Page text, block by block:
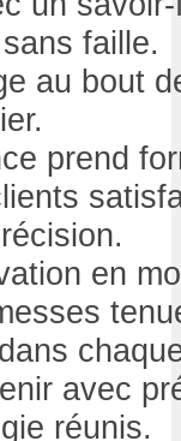
faille.
au bout
prend
en
avec
réunis.